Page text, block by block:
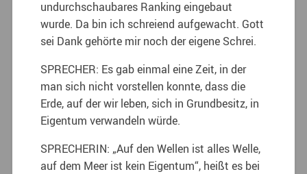
undurchschaubares Ranking eingebaut
wurde. Da bin ich schreiend aufgewacht. Gott
sei Dank gehörte mir noch der eigene Schrei.
SPRECHER: Es gab einmal eine Zeit, in der
man sich nicht vorstellen konnte, dass die
Erde, auf der wir leben, sich in Grundbesitz, in
Eigentum verwandeln würde.
SPRECHERIN: „Auf den Wellen ist alles Welle,
auf dem Meer ist kein Eigentum“, heißt es bei